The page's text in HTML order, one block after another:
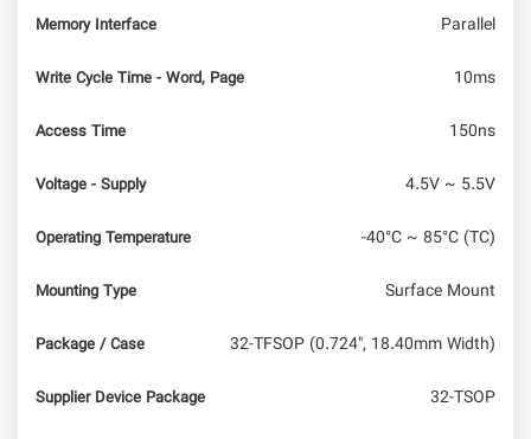
Memory Interface Parallel
Write Cycle Time - Word, Page 10ms
Access Time 150ns
Voltage - Supply 4.5V ~ 5.5V
Operating Temperature -40°C ~ 85°C (TC)
Mounting Type Surface Mount
Package / Case 32-TFSOP (0.724", 18.40mm Width)
Supplier Device Package 32-TSOP